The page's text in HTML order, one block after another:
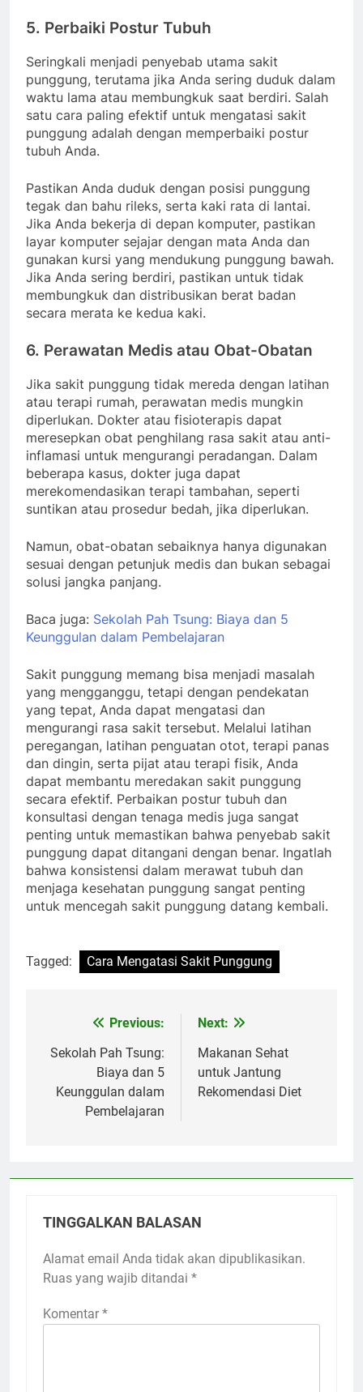
5. Perbaiki Postur Tubuh
Seringkali menjadi penyebab utama sakit
punggung, terutama jika Anda sering duduk dalam
waktu lama atau membungkuk saat berdiri. Salah
satu cara paling efektif untuk mengatasi sakit
punggung adalah dengan memperbaiki postur
tubuh Anda.
Pastikan Anda duduk dengan posisi punggung
tegak dan bahu rileks, serta kaki rata di lantai.
Jika Anda bekerja di depan komputer, pastikan
layar komputer sejajar dengan mata Anda dan
gunakan kursi yang mendukung punggung bawah.
Jika Anda sering berdiri, pastikan untuk tidak
membungkuk dan distribusikan berat badan
secara merata ke kedua kaki.
6. Perawatan Medis atau Obat-Obatan
Jika sakit punggung tidak mereda dengan latihan
atau terapi rumah, perawatan medis mungkin
diperlukan. Dokter atau fisioterapis dapat
meresepkan obat penghilang rasa sakit atau anti-
inflamasi untuk mengurangi peradangan. Dalam
beberapa kasus, dokter juga dapat
merekomendasikan terapi tambahan, seperti
suntikan atau prosedur bedah, jika diperlukan.
Namun, obat-obatan sebaiknya hanya digunakan
sesuai dengan petunjuk medis dan bukan sebagai
solusi jangka panjang.
Baca juga: Sekolah Pah Tsung: Biaya dan 5
Keunggulan dalam Pembelajaran
Sakit punggung memang bisa menjadi masalah
yang mengganggu, tetapi dengan pendekatan
yang tepat, Anda dapat mengatasi dan
mengurangi rasa sakit tersebut. Melalui latihan
peregangan, latihan penguatan otot, terapi panas
dan dingin, serta pijat atau terapi fisik, Anda
dapat membantu meredakan sakit punggung
secara efektif. Perbaikan postur tubuh dan
konsultasi dengan tenaga medis juga sangat
penting untuk memastikan bahwa penyebab sakit
punggung dapat ditangani dengan benar. Ingatlah
bahwa konsistensi dalam merawat tubuh dan
menjaga kesehatan punggung sangat penting
untuk mencegah sakit punggung datang kembali.
Tagged: Cara Mengatasi Sakit Punggung
Navigasi
pos
Previous:
Sekolah Pah Tsung:
Biaya dan 5
Keunggulan dalam
Pembelajaran
Next:
Makanan Sehat
untuk Jantung
Rekomendasi Diet
TINGGALKAN BALASAN
Alamat email Anda tidak akan dipublikasikan.
Ruas yang wajib ditandai *
Komentar *